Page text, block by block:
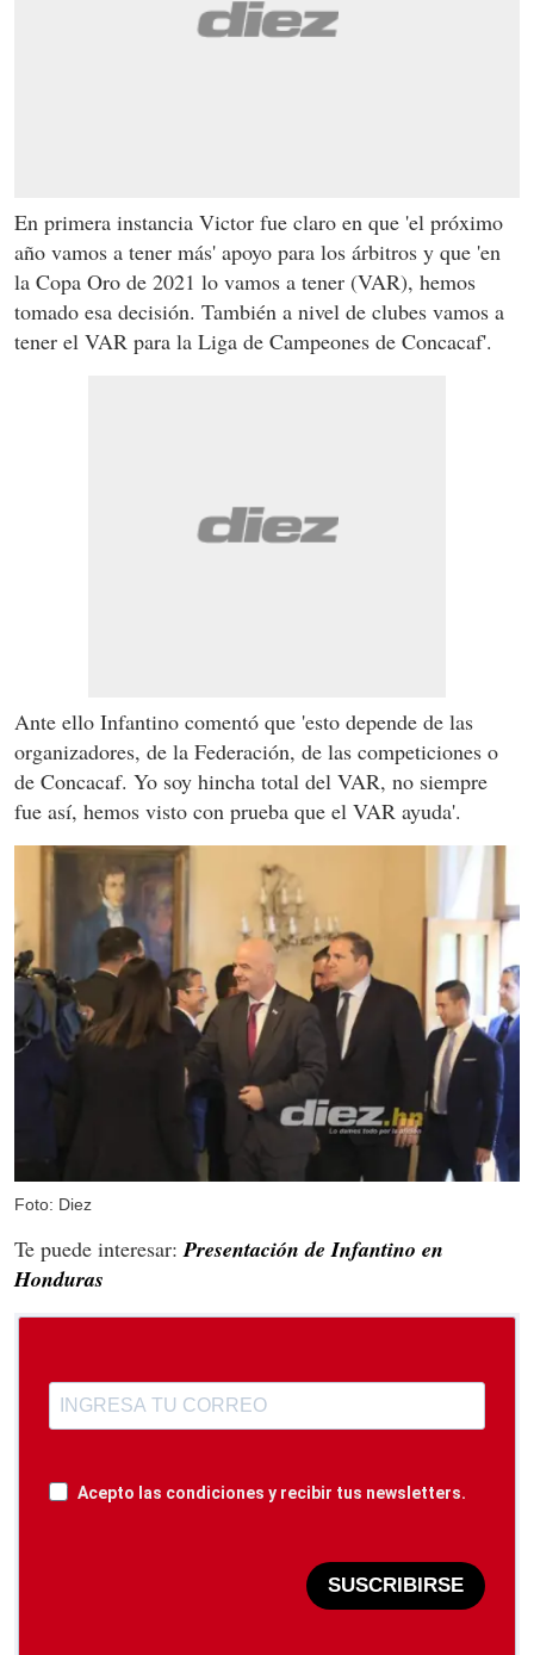
En primera instancia Victor fue claro en que 'el próximo
año vamos a tener más' apoyo para los árbitros y que 'en
la Copa Oro de 2021 lo vamos a tener (VAR), hemos
tomado esa decisión. También a nivel de clubes vamos a
tener el VAR para la Liga de Campeones de Concacaf'.
Ante ello Infantino comentó que 'esto depende de las
organizadores, de la Federación, de las competiciones o
de Concacaf. Yo soy hincha total del VAR, no siempre
fue así, hemos visto con prueba que el VAR ayuda'.
Foto: Diez
Te puede interesar: Presentación de Infantino en
Honduras
Acepto las condiciones y recibir tus newsletters.
SUSCRIBIRSE